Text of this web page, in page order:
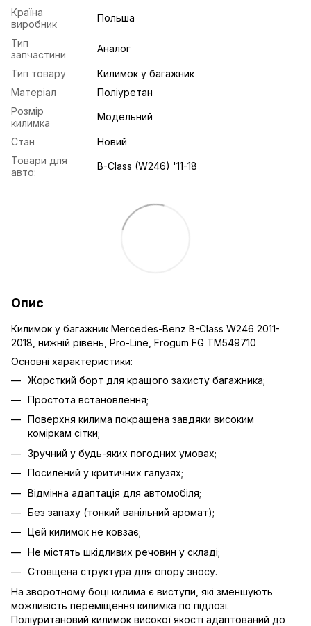
Країна
виробник
Польша
Тип
запчастини
Аналог
Тип товару
Килимок у багажник
Матеріал
Поліуретан
Розмір
килимка
Модельний
Стан
Новий
Товари для
авто:
B-Class (W246) '11-18
Опис
Килимок у багажник Mercedes-Benz B-Class W246 2011-
2018, нижній рівень, Pro-Line, Frogum FG TM549710
Основні характеристики:
Жорсткий борт для кращого захисту багажника;
Простота встановлення;
Поверхня килима покращена завдяки високим
коміркам сітки;
Зручний у будь-яких погодних умовах;
Посилений у критичних галузях;
Відмінна адаптація для автомобіля;
Без запаху (тонкий ванільний аромат);
Цей килимок не ковзає;
Не містять шкідливих речовин у складі;
Стовщена структура для опору зносу.
На зворотному боці килима є виступи, які зменшують
можливість переміщення килимка по підлозі.
Поліуритановий килимок високої якості адаптований до